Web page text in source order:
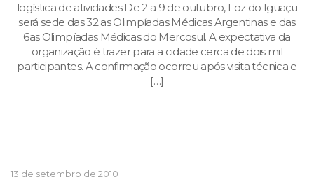
logística de atividades De 2 a 9 de outubro, Foz do Iguaçu
será sede das 32 as Olimpíadas Médicas Argentinas e das
6as Olimpíadas Médicas do Mercosul. A expectativa da
organização é trazer para a cidade cerca de dois mil
participantes. A confirmação ocorreu após visita técnica e
[…]
13 de setembro de 2010